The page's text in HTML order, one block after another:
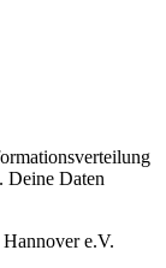
Deine Daten
e.V.